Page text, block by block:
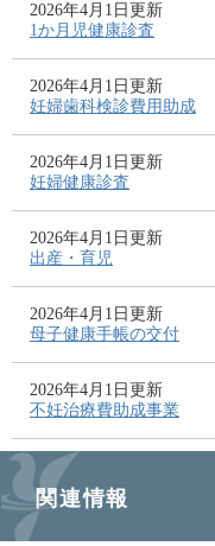
2026年4月1日更新
1か月児健康診査
2026年4月1日更新
妊婦歯科検診費用助成
2026年4月1日更新
妊婦健康診査
2026年4月1日更新
出産・育児
2026年4月1日更新
母子健康手帳の交付
2026年4月1日更新
不妊治療費助成事業
関連情報